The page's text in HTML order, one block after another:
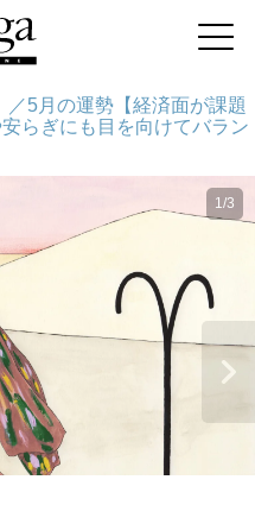
5月の運勢【経済面が課題
らぎにも目を向けてバラン
1/3